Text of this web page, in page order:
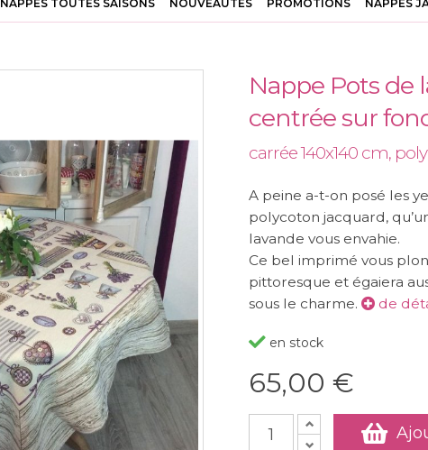
NAPPES TOUTES SAISONS NOUVEAUTÉS PROMOTIONS NAPPES
Nappe Pots de
centrée sur
carrée 140x140 cm,
A peine a-t-on posé les
polycoton jacquard,
lavande vous envahie.
Ce bel imprimé vous
pittoresque et égaiera
sous le charme.
de
en stock
65,00 €